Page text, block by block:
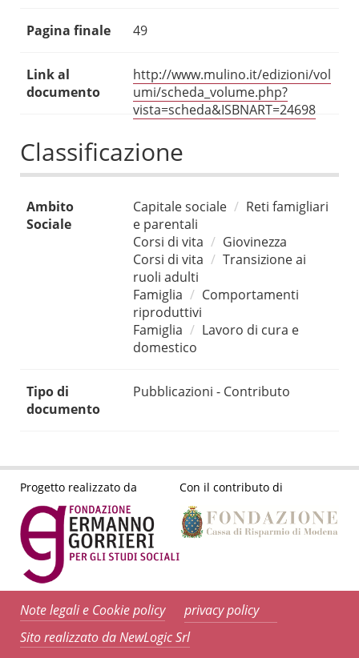
Pagina finale 49
Link al
documento
http://www.mulino.it/edizioni/vol
umi/scheda_volume.php?
vista=scheda&ISBNART=24698
Classificazione
Ambito
Sociale
Capitale sociale
Reti famigliari
e parentali
Corsi di vita
Giovinezza
Corsi di vita
Transizione ai
ruoli adulti
Famiglia
Comportamenti
riproduttivi
Famiglia
Lavoro di cura e
domestico
Tipo di
documento
Pubblicazioni - Contributo
Progetto realizzato da Con il contributo di
Note legali e Cookie policy
privacy policy
Sito realizzato da NewLogic Srl